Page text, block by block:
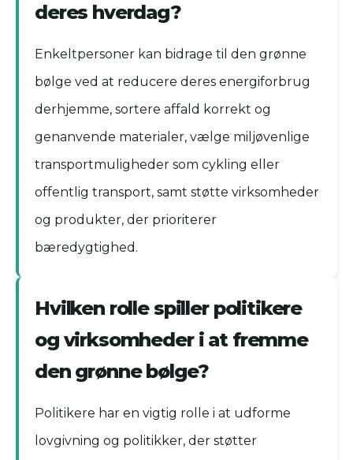
deres hverdag?
Enkeltpersoner kan bidrage til den grønne
bølge ved at reducere deres energiforbrug
derhjemme, sortere affald korrekt og
genanvende materialer, vælge miljøvenlige
transportmuligheder som cykling eller
offentlig transport, samt støtte virksomheder
og produkter, der prioriterer
bæredygtighed.
Hvilken rolle spiller politikere
og virksomheder i at fremme
den grønne bølge?
Politikere har en vigtig rolle i at udforme
lovgivning og politikker, der støtter